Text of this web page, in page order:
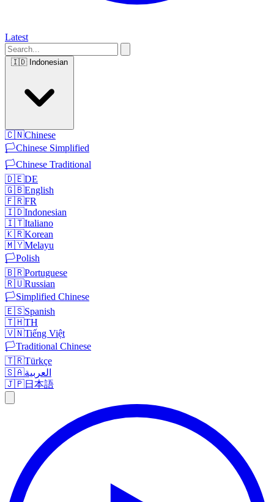
Latest
🇮🇩 Indonesian
🇨🇳Chinese
🏳️Chinese Simplified
🏳️Chinese Traditional
🇩🇪DE
🇬🇧English
🇫🇷FR
🇮🇩Indonesian
🇮🇹Italiano
🇰🇷Korean
🇲🇾Melayu
🏳️Polish
🇧🇷Portuguese
🇷🇺Russian
🏳️Simplified Chinese
🇪🇸Spanish
🇹🇭TH
🇻🇳Tiếng Việt
🏳️Traditional Chinese
🇹🇷Türkçe
🇸🇦العربية
🇯🇵日本語